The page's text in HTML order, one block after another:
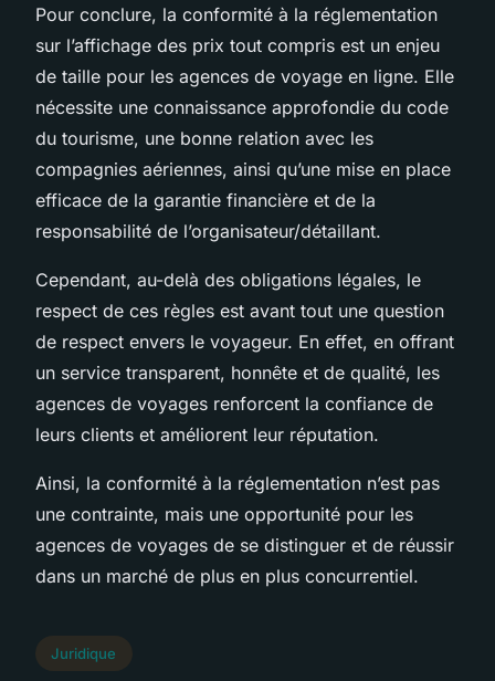
Pour conclure, la conformité à la réglementation
sur l’affichage des prix tout compris est un enjeu
de taille pour les agences de voyage en ligne. Elle
nécessite une connaissance approfondie du code
du tourisme, une bonne relation avec les
compagnies aériennes, ainsi qu’une mise en place
efficace de la garantie financière et de la
responsabilité de l’organisateur/détaillant.
Cependant, au-delà des obligations légales, le
respect de ces règles est avant tout une question
de respect envers le voyageur. En effet, en offrant
un service transparent, honnête et de qualité, les
agences de voyages renforcent la confiance de
leurs clients et améliorent leur réputation.
Ainsi, la conformité à la réglementation n’est pas
une contrainte, mais une opportunité pour les
agences de voyages de se distinguer et de réussir
dans un marché de plus en plus concurrentiel.
Juridique